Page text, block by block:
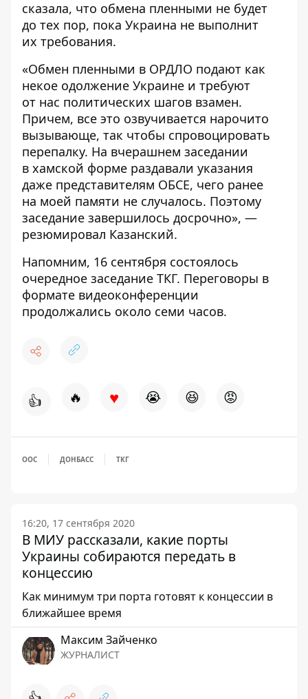
сказала, что обмена пленными не будет
до тех пор, пока Украина не выполнит
их требования.
«Обмен пленными в ОРДЛО подают как
некое одолжение Украине и требуют
от нас политических шагов взамен.
Причем, все это озвучивается нарочито
вызывающе, так чтобы спровоцировать
перепалку. На вчерашнем заседании
в хамской форме раздавали указания
даже представителям ОБСЕ, чего ранее
на моей памяти не случалось. Поэтому
заседание завершилось досрочно», —
резюмировал Казанский.
Напомним, 16 сентября состоялось
очередное заседание ТКГ. Переговоры в
формате видеоконференции
продолжались около семи часов.
👍 🔥 ♥ 😭 😆 😡
ООС ДОНБАСС ТКГ
16:20, 17 сентября 2020
В МИУ рассказали, какие порты
Украины собираются передать в
концессию
Как минимум три порта готовят к концессии в
ближайшее время
Максим Зайченко
ЖУРНАЛИСТ